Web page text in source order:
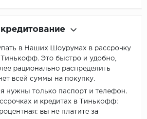
в Наших Шоурумах в рассрочку
Тинькофф. Это быстро и удобно,
рационально распределить
всей суммы на покупку.
нужны только паспорт и телефон.
и кредитах в Тинькофф:
вы не платите за